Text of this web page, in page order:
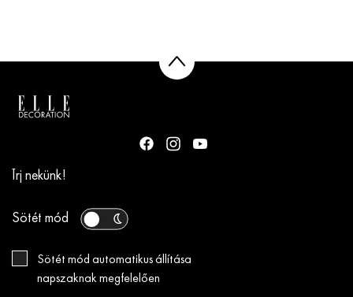
Írj nekünk!
Sötét mód
Sötét mód automatikus állítása
napszaknak megfelelően